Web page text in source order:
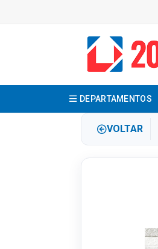
DEPARTAMENTOS
VOLTAR